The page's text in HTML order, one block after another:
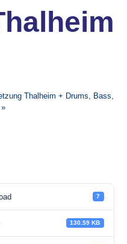
Thalheim + Drums, Bass,
»
7
130.59 KB